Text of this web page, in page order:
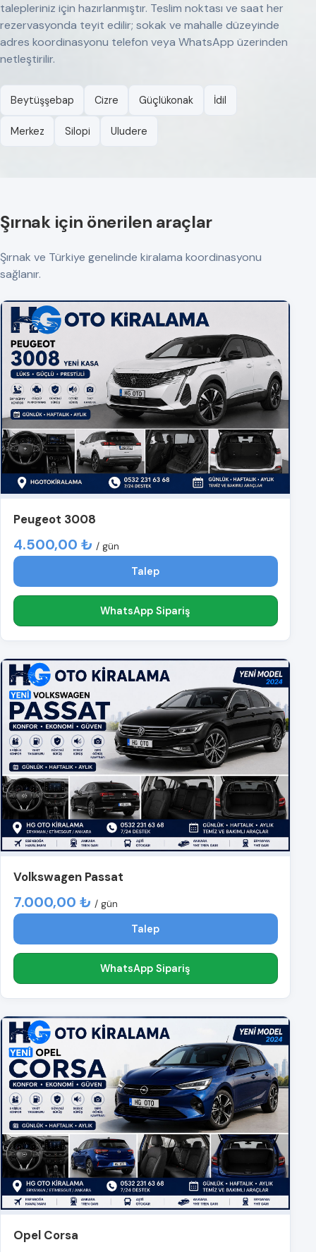
talepleriniz için hazırlanmıştır. Teslim noktası ve saat her
rezervasyonda teyit edilir; sokak ve mahalle düzeyinde
adres koordinasyonu telefon veya WhatsApp üzerinden
netleştirilir.
Beytüşşebap Cizre Güçlükonak İdil
Merkez Silopi Uludere
Şırnak için önerilen araçlar
Şırnak ve Türkiye genelinde kiralama koordinasyonu
sağlanır.
Peugeot 3008
4.500,00 ₺ / gün
Talep
WhatsApp Sipariş
Volkswagen Passat
7.000,00 ₺ / gün
Talep
WhatsApp Sipariş
Opel Corsa